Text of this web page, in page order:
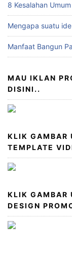
8 Kesalahan
Mengapa suatu
Manfaat Bangun
MAU IKLAN
DISINI..
KLIK GAMBAR
TEMPLATE
KLIK GAMBAR
DESIGN